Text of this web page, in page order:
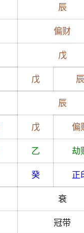
辰
偏财
戊
戊 辰
辰
戊 偏
乙 劫
癸 正
衰
冠带